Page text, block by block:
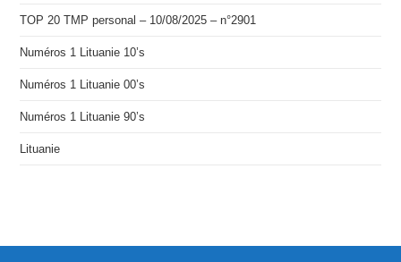
TOP 20 TMP personal – 10/08/2025 – n°2901
Numéros 1 Lituanie 10’s
Numéros 1 Lituanie 00’s
Numéros 1 Lituanie 90’s
Lituanie